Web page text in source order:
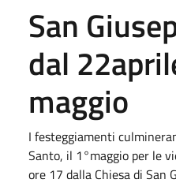
San
dal
maggio
I festeggiamenti
Santo, il 1°maggio per le
ore 17 dalla Chiesa di San